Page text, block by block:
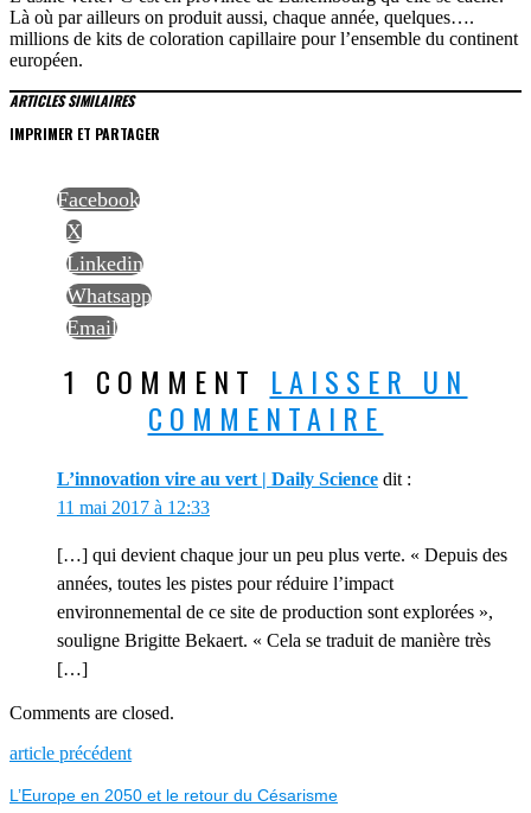
Là où par ailleurs on produit aussi, chaque année, quelques….
millions de kits de coloration capillaire pour l’ensemble du continent
européen.
ARTICLES SIMILAIRES
IMPRIMER ET PARTAGER
Facebook
X
Linkedin
Whatsapp
Email
1 COMMENT LAISSER UN
COMMENTAIRE
L’innovation vire au vert | Daily Science dit :
11 mai 2017 à 12:33
[…] qui devient chaque jour un peu plus verte. « Depuis des
années, toutes les pistes pour réduire l’impact
environnemental de ce site de production sont explorées »,
souligne Brigitte Bekaert. « Cela se traduit de manière très
[…]
Comments are closed.
NAVIGATION
article précédentPrevious
L’Europe en 2050 et le retour du Césarisme